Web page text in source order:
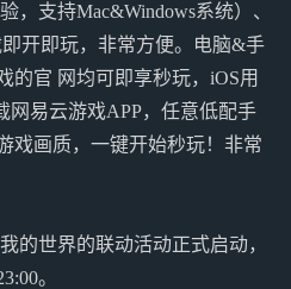
，支持Mac&Windows系统）、
开即玩，非常方便。电脑&手
的官 网均可即享秒玩，iOS用
网易云游戏APP，任意低配手
戏画质，一键开始秒玩！非常
的世界的联动活动正式启动，
。